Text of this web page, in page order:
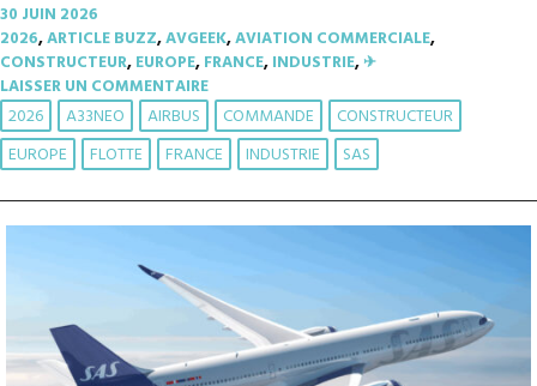
30 JUIN 2026
2026,ARTICLE BUZZ,AVGEEK,AVIATION COMMERCIALE,
CONSTRUCTEUR,EUROPE,FRANCE,INDUSTRIE,✈︎
LAISSER UN COMMENTAIRE
2026 A33NEO AIRBUS COMMANDE
CONSTRUCTEUR
EUROPE
FLOTTE FRANCE INDUSTRIE SAS